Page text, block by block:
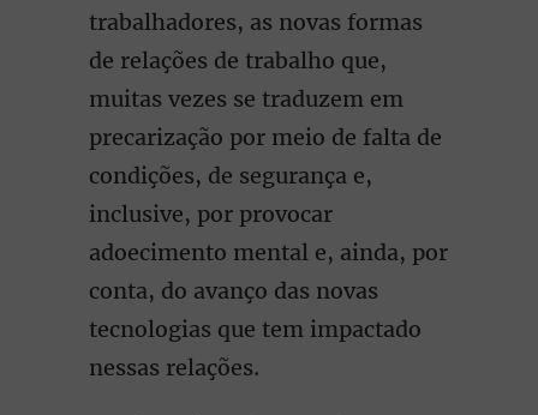
trabalhadores, as novas formas
de relações de trabalho que,
muitas vezes se traduzem em
precarização por meio de falta de
condições, de segurança e,
inclusive, por provocar
adoecimento mental e, ainda, por
conta, do avanço das novas
tecnologias que tem impactado
nessas relações.